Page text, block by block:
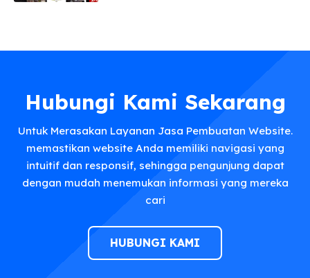
Hubungi Kami Sekarang
Untuk Merasakan Layanan Jasa Pembuatan Website.
memastikan website Anda memiliki navigasi yang
intuitif dan responsif, sehingga pengunjung dapat
dengan mudah menemukan informasi yang mereka
cari
HUBUNGI KAMI